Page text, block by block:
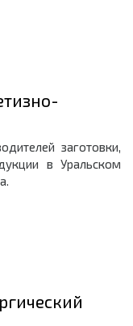
заготовки,
в Уральском